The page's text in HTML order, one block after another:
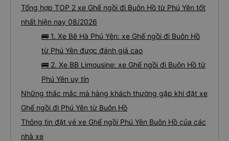
Tổng hợp TOP 2 xe Ghế ngồi đi Buôn Hồ từ Phú Yên tốt
nhất hiện nay 08/2026
🚌 1. Xe Bê Hà Phú Yên: xe Ghế ngồi đi Buôn Hồ
từ Phú Yên được đánh giá cao
🚌 2. Xe BB Limousine: xe Ghế ngồi đi Buôn Hồ từ
Phú Yên uy tín
Những thắc mắc mà hàng khách thường gặp khi đặt xe
Ghế ngồi đi Phú Yên từ Buôn Hồ
Thông tin đặt vé xe Ghế ngồi Phú Yên Buôn Hồ của các
nhà xe